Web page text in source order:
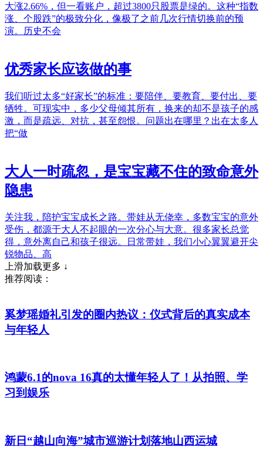
大涨2.66%，但一看账户，超过3800只股票是绿的。这种“指数
涨、个股跌”的极致分化，像极了之前几次行情切换前的预
演。历史不会
优秀家长应该做的事
我们听过太多“好家长”的标准：要陪伴、要教育、要付出、要
牺牲。可现实中，多少父母倾其所有，换来的却不是孩子的感
激，而是疏远、对抗，甚至怨恨。问题出在哪里？出在太多人
把“做
大人一时疏忽，是宝宝藏不住的致命意外
隐患
关注我，陪护宝宝成长之路。带娃从无侥幸，多数宝宝的意外
受伤，都源于大人不起眼的一次分心与大意。很多家长总觉
得，意外离自己和孩子很远。日常带娃，我们小心翼翼避开尖
锐物品、高
上滑加载更多 ↓
推荐阅读：
奚梦瑶婚礼引发的圈内热议：仪式背后的真实成本
与年轻人
鸿蒙6.1的nova 16真的太懂年轻人了！从拍照、学
习到娱乐
新日“越山向海”城市巡游计划落地山西运城